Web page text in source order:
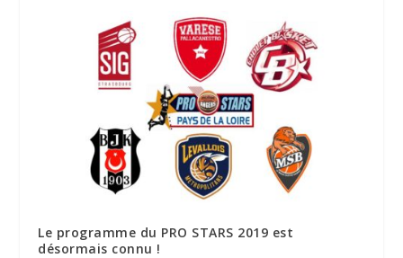
Le programme du PRO STARS 2019 est
désormais connu !